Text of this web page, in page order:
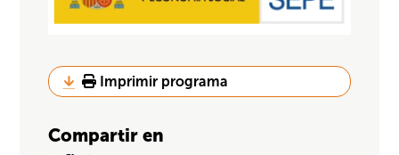
Imprimir programa
Compartir en